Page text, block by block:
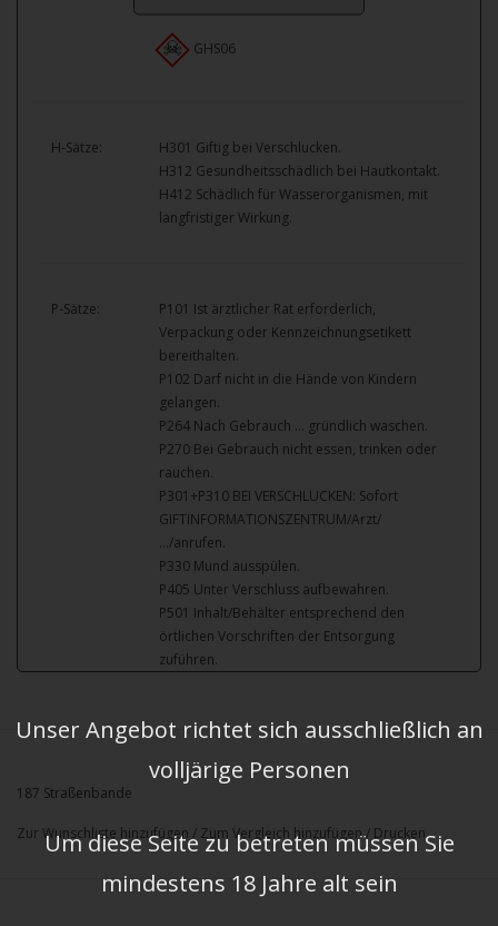
GHS06
H-Sätze:
H301 Giftig bei Verschlucken.
H312 Gesundheitsschädlich bei Hautkontakt.
H412 Schädlich für Wasserorganismen, mit
langfristiger Wirkung.
P-Sätze:
P101 Ist ärztlicher Rat erforderlich,
Verpackung oder Kennzeichnungsetikett
bereithalten.
P102 Darf nicht in die Hände von Kindern
gelangen.
P264 Nach Gebrauch … gründlich waschen.
P270 Bei Gebrauch nicht essen, trinken oder
rauchen.
P301+P310 BEI VERSCHLUCKEN: Sofort
GIFTINFORMATIONSZENTRUM/Arzt/
…/anrufen.
P330 Mund ausspülen.
P405 Unter Verschluss aufbewahren.
P501 Inhalt/Behälter entsprechend den
örtlichen Vorschriften der Entsorgung
zuführen.
187 Straßenbande
Zur Wunschliste hinzufügen / Zum Vergleich hinzufügen/ Drucken
Unser Angebot richtet sich ausschließlich an
volljärige Personen
Um diese Seite zu betreten müssen Sie
mindestens 18 Jahre alt sein